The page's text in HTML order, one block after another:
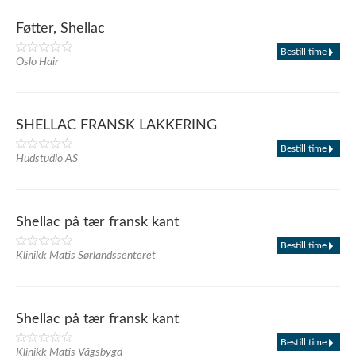
Føtter, Shellac
Oslo Hair
Bestill time
SHELLAC FRANSK LAKKERING
Hudstudio AS
Bestill time
Shellac på tær fransk kant
Klinikk Matis Sørlandssenteret
Bestill time
Shellac på tær fransk kant
Klinikk Matis Vågsbygd
Bestill time